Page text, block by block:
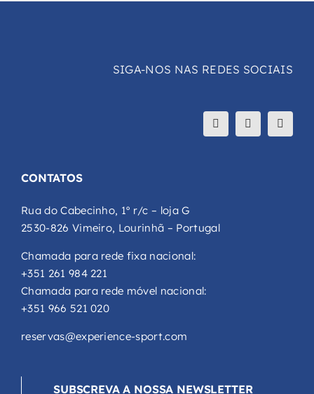
SIGA-NOS NAS REDES SOCIAIS
CONTATOS
Rua do Cabecinho, 1º r/c – loja G
2530-826 Vimeiro, Lourinhã – Portugal
Chamada para rede fixa nacional:
+351 261 984 221
Chamada para rede móvel nacional:
+351 966 521 020
reservas@experience-sport.com
SUBSCREVA A NOSSA NEWSLETTER